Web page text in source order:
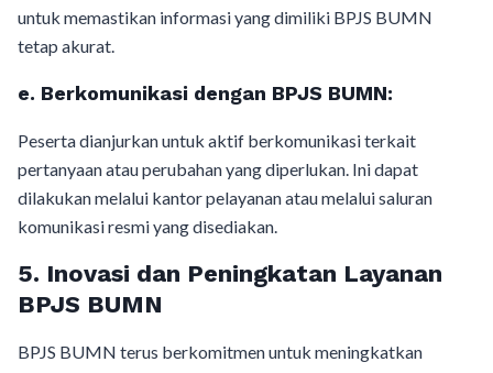
untuk memastikan informasi yang dimiliki BPJS BUMN
tetap akurat.
e. Berkomunikasi dengan BPJS BUMN:
Peserta dianjurkan untuk aktif berkomunikasi terkait
pertanyaan atau perubahan yang diperlukan. Ini dapat
dilakukan melalui kantor pelayanan atau melalui saluran
komunikasi resmi yang disediakan.
5. Inovasi dan Peningkatan Layanan
BPJS BUMN
BPJS BUMN terus berkomitmen untuk meningkatkan